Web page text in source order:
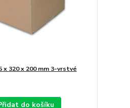
x 320 x 200 mm 3-vrstvé
do košíku